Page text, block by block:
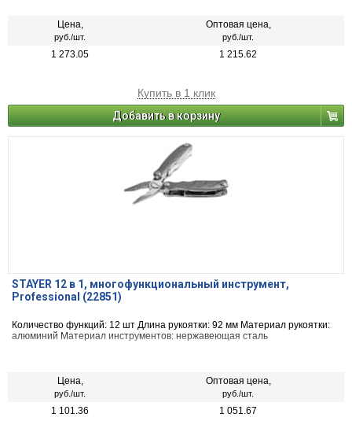
Цена,
руб./шт.
Оптовая цена,
руб./шт.
1 273.05 1 215.62
Купить в 1 клик
Добавить в корзину
STAYER 12 в 1, многофункциональный инструмент,
Professional (22851)
Количество функций: 12 шт Длина рукоятки: 92 мм Материал рукоятки:
алюминий Материал инструментов: нержавеющая сталь
Цена,
руб./шт.
Оптовая цена,
руб./шт.
1 101.36 1 051.67